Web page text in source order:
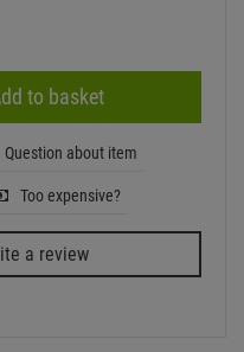
to basket
Question about item
Too expensive?
a review